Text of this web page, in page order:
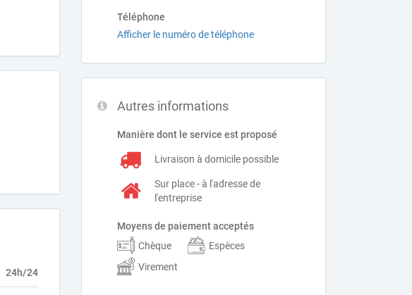
Téléphone
Afficher le numéro de téléphone
Autres informations
Manière dont le service est proposé
Livraison à domicile possible
Sur place - à l'adresse de
l'entreprise
Moyens de paiement acceptés
Chèque
Espèces
Virement
24h/24